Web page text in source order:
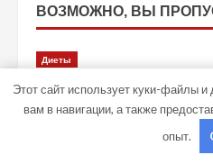
ВОЗМОЖНО, ВЫ
Диеты
Устройство и принцип
компрессорных
7 августа 2026
Этот сайт использует куки-файлы и
вам в навигации, а также
опыт.